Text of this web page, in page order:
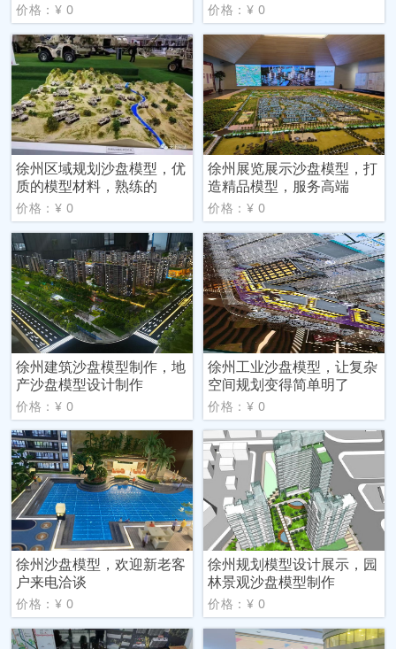
价格：¥ 0 价格：¥ 0
徐州区域规划沙盘模型，优
质的模型材料，熟练的
价格：¥ 0
徐州展览展示沙盘模型，打
造精品模型，服务高端
价格：¥ 0
徐州建筑沙盘模型制作，地
产沙盘模型设计制作
价格：¥ 0
徐州工业沙盘模型，让复杂
空间规划变得简单明了
价格：¥ 0
徐州沙盘模型，欢迎新老客
户来电洽谈
价格：¥ 0
徐州规划模型设计展示，园
林景观沙盘模型制作
价格：¥ 0